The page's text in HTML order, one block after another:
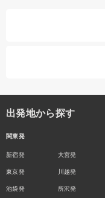
出発地から探す
関東発
新宿発
東京発
池袋発
大宮発
川越発
所沢発